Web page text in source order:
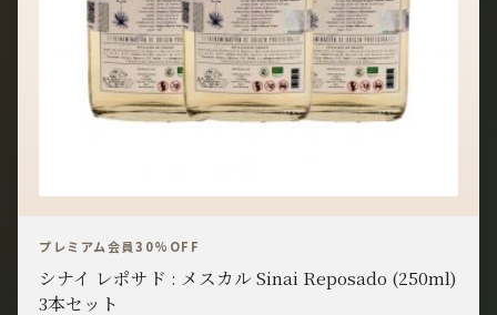
プレミアム会員30%OFF
シナイ レポサド : メスカル Sinai Reposado (250ml)
3本セット